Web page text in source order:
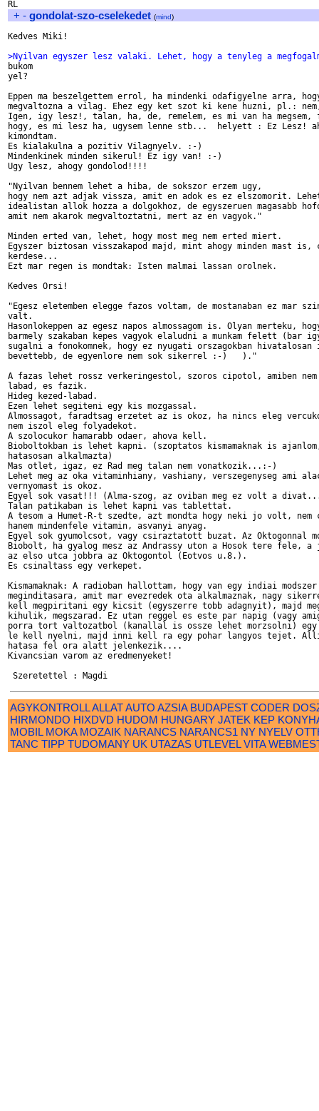
+ - gondolat-szo-cselekedet (mind)
Kedves Miki!
>Nyilvan egyszer lesz valaki. Lehet, hogy a tenyleg a
bukom
yel?
Eppen ma beszelgettem errol, ha mindenki odafigyelne arra,
megvaltozna a vilag. Ehez egy ket szot ki kene huzni, pl.:
Igen, igy lesz!, talan, ha, de, remelem, es mi van ha
hogy, es mi lesz ha, ugysem lenne stb...  helyett : Ez Lesz!
kimondtam.
Es kialakulna a pozitiv Vilagnyelv. :-)
Mindenkinek minden sikerul! Ez igy van! :-)
Ugy lesz, ahogy gondolod!!!!
"Nyilvan bennem lehet a hiba, de sokszor erzem ugy,
hogy nem azt adjak vissza, amit en adok es ez elszomorit.
idealistan allok hozza a dolgokhoz, de egyszeruen magasabb
amit nem akarok megvaltoztatni, mert az en vagyok."
Minden erted van, lehet, hogy most meg nem erted miert.
Egyszer biztosan visszakapod majd, mint ahogy minden mast is,
kerdese...
Ezt mar regen is mondtak: Isten malmai lassan orolnek.
Kedves Orsi!
"Egesz eletemben elegge fazos voltam, de mostanaban ez mar
valt.
Hasonlokeppen az egesz napos almossagom is. Olyan merteku,
barmely szakaban kepes vagyok elaludni a munkam felett (bar
sugalni a fonokomnek, hogy ez nyugati orszagokban hivatalosan
bevettebb, de egyenlore nem sok sikerrel :-)   )."
A fazas lehet rossz verkeringestol, szoros cipotol, amiben nem
labad, es fazik.
Hideg kezed-labad.
Ezen lehet segiteni egy kis mozgassal.
Almossagot, faradtsag erzetet az is okoz, ha nincs eleg
nem iszol eleg folyadekot.
A szolocukor hamarabb odaer, ahova kell.
Bioboltokban is lehet kapni. (szoptatos kismamaknak is
hatasosan alkalmazta)
Mas otlet, igaz, ez Rad meg talan nem vonatkozik...:-)
Lehet meg az oka vitaminhiany, vashiany, verszegenyseg ami
vernyomast is okoz.
Egyel sok vasat!!! (Alma-szog, az oviban meg ez volt a
Talan patikaban is lehet kapni vas tablettat.
A tesom a Humet-R-t szedte, azt mondta hogy neki jo volt, nem
hanem mindenfele vitamin, asvanyi anyag.
Egyel sok gyumolcsot, vagy csiraztatott buzat. Az Oktogonnal
Biobolt, ha gyalog mesz az Andrassy uton a Hosok tere fele, a
az elso utca jobbra az Oktogontol (Eotvos u.8.).
Es csinaltass egy verkepet.
Kismamaknak: A radioban hallottam, hogy van egy indiai
meginditasara, amit mar evezredek ota alkalmaznak, nagy
kell megpiritani egy kicsit (egyszerre tobb adagnyit), majd
kihulik, megszarad. Ez utan reggel es este par napig (vagy
porra tort valtozatbol (kanallal is ossze lehet morzsolni) egy
le kell nyelni, majd inni kell ra egy pohar langyos tejet.
hatasa fel ora alatt jelenkezik....
Kivancsian varom az eredmenyeket!
AGYKONTROLLALLATAUTO AZSIA BUDAPEST CODER
HIRMONDO HIXDVD HUDOM HUNGARY JATEK KEP
MOBIL MOKA MOZAIK NARANCS NARANCS1 NY NYELV
TANC TIPP TUDOMANY UK UTAZAS UTLEVEL VITA